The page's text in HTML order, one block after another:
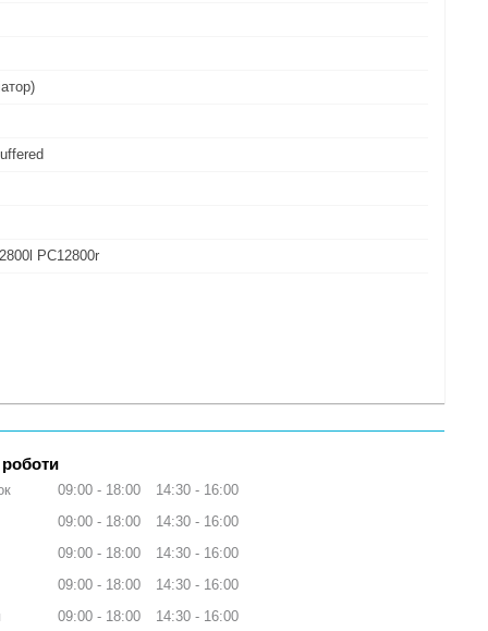
PC12800r
09:00 18:00 14:30
16:00
09:00
18:00 14:30
16:00
09:00
18:00 14:30
16:00
09:00
18:00 14:30
16:00
09:00 18:00 14:30 16:00